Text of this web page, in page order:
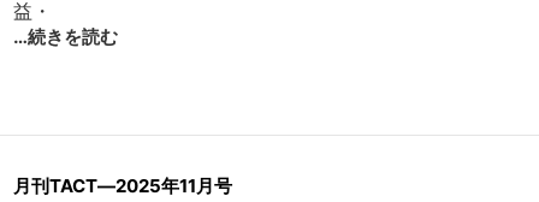
益・
…続きを読む
月刊TACT―2025年11月号